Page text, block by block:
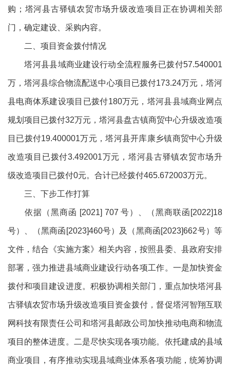
购；塔河县古驿镇农贸市场升级改造项目正在协调相关部
门，确定建设、采购内容。
二、项目资金拨付情况
塔河县县域商业建设行动全流程服务已拨付57.540001
万，塔河县综合物流配送中心项目已拨付173.24万元，塔河
县电商体系建设项目已拨付180万元，塔河县县域商业网点
规划项目已拨付32万元，塔河县盘古镇商贸中心升级改造项
目已拨付19.400001万元，塔河县开库康乡镇商贸中心升级
改造项目已拨付3.492001万元，塔河县古驿镇农贸市场升
级改造项目已拨付0元。合计已经拨付465.672003万元。
三、下步工作打算
依据（黑商函 [2021] 707 号）、（黑商联函[2022]18
号）、（黑商函[2023]460号）及（黑商函[2023]662号）等
文件，结合《实施方案》相关内容，按照县委、县政府安排
部署，强力推进县域商业建设行动各项工作。一是加快资金
拨付和项目建设进度。积极协调相关部门，重点加快塔河县
古驿镇农贸市场升级改造项目资金拨付，督促塔河智翔互联
网科技有限责任公司和塔河县邮政公司加快推动电商和物流
项目的整体进度。二是尽快实现各项功能。依托建成的县域
商业项目，有序推动实现县域商业体系各项功能，统筹协调